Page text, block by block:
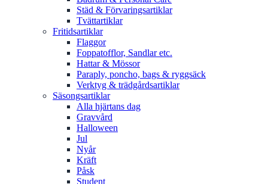
Städ & Förvaringsartiklar
Tvättartiklar
Fritidsartiklar
Flaggor
Foppatofflor, Sandlar etc.
Hattar & Mössor
Paraply, poncho, bags & ryggsäck
Verktyg & trädgårdsartiklar
Säsongsartiklar
Alla hjärtans dag
Gravvård
Halloween
Jul
Nyår
Kräft
Påsk
Student